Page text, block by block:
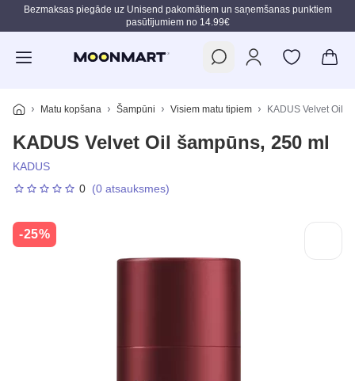
Pāriet uz galveno saturu
Bezmaksas piegāde uz Unisend pakomātiem un saņemšanas punktiem
pasūtījumiem no 14.99€
Matu kopšana Šampūni Visiem matu tipiem KADUS Velvet Oil
KADUS Velvet Oil šampūns, 250 ml
KADUS
0 (0 atsauksmes)
-25%